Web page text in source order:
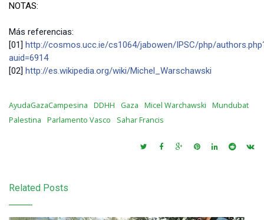
NOTAS:
Más referencias:
[01] http://cosmos.ucc.ie/cs1064/jabowen/IPSC/php/
auid=6914
[02] http://es.wikipedia.org/wiki/Michel_Warschawski
AyudaGazaCampesina DDHH Gaza Micel Warchawski
Mundubat
Palestina
Parlamento Vasco Sahar Francis
Related Posts